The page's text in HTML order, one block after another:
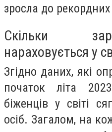
зросла до
Скільки
нараховується у
Згідно даних, які
початок літа
біженців у світі
осіб. Загалом, на